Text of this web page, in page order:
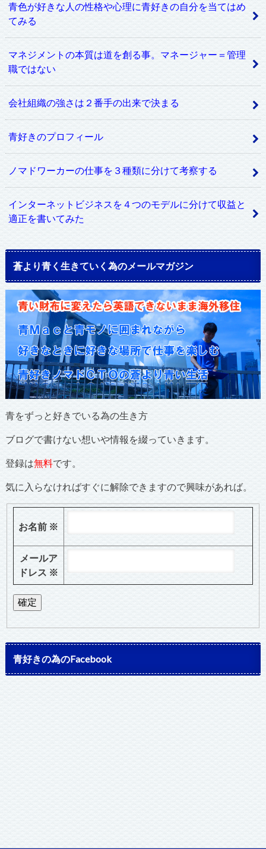
青色が好きな人の性格や心理に青好きの自分を当てはめ
てみる
マネジメントの本質は道を創る事。マネージャー＝管理
職ではない
会社組織の強さは２番手の出来で決まる
青好きのプロフィール
ノマドワーカーの仕事を３種類に分けて考察する
インターネットビジネスを４つのモデルに分けて収益と
適正を書いてみた
蒼より青く生きていく為のメールマガジン
青をずっと好きでいる為の生き方
ブログで書けない想いや情報を綴っていきます。
登録は無料です。
気に入らなければすぐに解除できますので興味があれば。
お名前 ※
メールア
ドレス ※
青好きの為のFacebook